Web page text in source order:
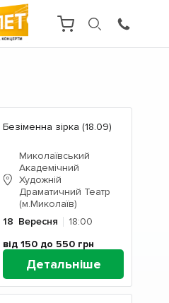
Безіменна зірка (18.09)
Миколаївський
Академічний
Художній
Драматичний Театр
(м.Миколаїв)
18 Вересня
18:00
від 150 до 550 грн
Детальніше